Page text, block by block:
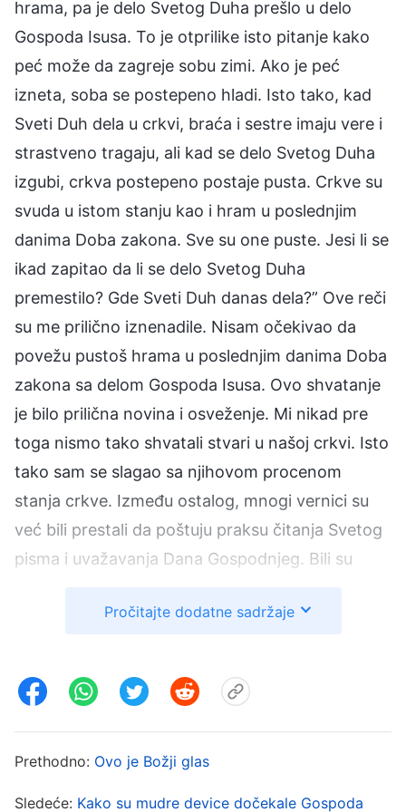
hrama, pa je delo Svetog Duha prešlo u delo
Gospoda Isusa. To je otprilike isto pitanje kako
peć može da zagreje sobu zimi. Ako je peć
izneta, soba se postepeno hladi. Isto tako, kad
Sveti Duh dela u crkvi, braća i sestre imaju vere i
strastveno tragaju, ali kad se delo Svetog Duha
izgubi, crkva postepeno postaje pusta. Crkve su
svuda u istom stanju kao i hram u poslednjim
danima Doba zakona. Sve su one puste. Jesi li se
ikad zapitao da li se delo Svetog Duha
premestilo? Gde Sveti Duh danas dela?” Ove reči
su me prilično iznenadile. Nisam očekivao da
povežu pustoš hrama u poslednjim danima Doba
zakona sa delom Gospoda Isusa. Ovo shvatanje
je bilo prilična novina i osveženje. Mi nikad pre
toga nismo tako shvatali stvari u našoj crkvi. Isto
tako sam se slagao sa njihovom procenom
stanja crkve. Između ostalog, mnogi vernici su
već bili prestali da poštuju praksu čitanja Svetog
pisma i uvažavanja Dana Gospodnjeg. Bili su
svetovnim zadovoljstvima i broj ljudi u crkvi se
zaista bila pusta. Pošto su reči ove braće bile u
skladu sa činjenicama i Biblijom, i pošto je
postojala neka dubina u njihovom shvatanju,
pomislio sam: „Proučavam Bibliju toliko godina, a
Pročitajte dodatne sadržaje
Prethodno: Ovo je Božji glas
Sledeće: Kako su mudre device dočekale Gospoda